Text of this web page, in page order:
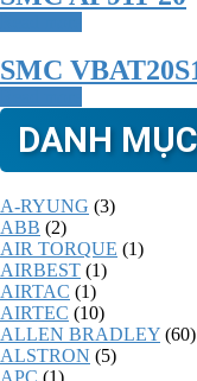
SMC
DANH
A-RYUNG (3)
ABB (2)
AIR TORQUE (1)
AIRBEST (1)
AIRTAC (1)
AIRTEC (10)
ALLEN BRADLEY (60)
ALSTRON (5)
APC (1)